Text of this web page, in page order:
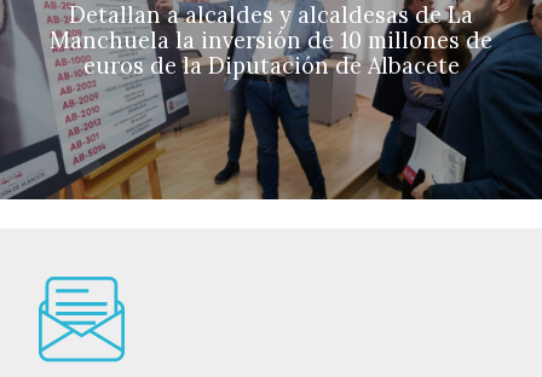
Detallan a alcaldes y alcaldesas de La
Manchuela la inversión de 10 millones de
euros de la Diputación de Albacete